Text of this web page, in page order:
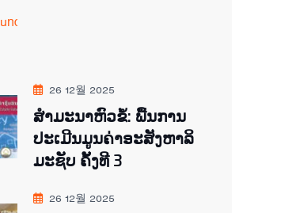
26 12월 2025
ສຳມະນາຫົວຂໍ້: ພື້ນການ
ປະເມີນມູນຄ່າອະສັງຫາລິ
ມະຊັບ ຄັ້ງທີ 3
26 12월 2025